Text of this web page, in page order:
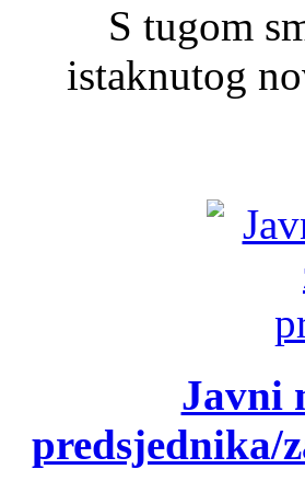
S tugom
istaknutog
Javni
predsjednika/